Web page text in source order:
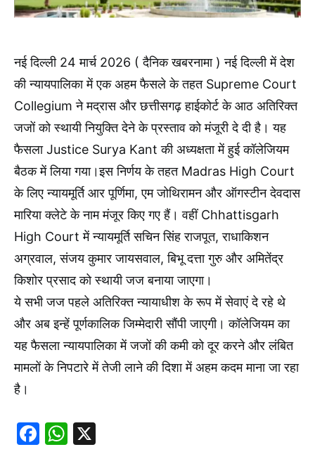
नई दिल्ली 24 मार्च 2026 ( दैनिक खबरनामा ) नई दिल्ली में देश
की न्यायपालिका में एक अहम फैसले के तहत Supreme Court
Collegium ने मद्रास और छत्तीसगढ़ हाईकोर्ट के आठ अतिरिक्त
जजों को स्थायी नियुक्ति देने के प्रस्ताव को मंजूरी दे दी है। यह
फैसला Justice Surya Kant की अध्यक्षता में हुई कॉलेजियम
बैठक में लिया गया।इस निर्णय के तहत Madras High Court
के लिए न्यायमूर्ति आर पूर्णिमा, एम जोथिरामन और ऑगस्टीन देवदास
मारिया क्लेटे के नाम मंजूर किए गए हैं। वहीं Chhattisgarh
High Court में न्यायमूर्ति सचिन सिंह राजपूत, राधाकिशन
अग्रवाल, संजय कुमार जायसवाल, बिभू दत्ता गुरु और अमितेंद्र
किशोर प्रसाद को स्थायी जज बनाया जाएगा।
ये सभी जज पहले अतिरिक्त न्यायाधीश के रूप में सेवाएं दे रहे थे
और अब इन्हें पूर्णकालिक जिम्मेदारी सौंपी जाएगी। कॉलेजियम का
यह फैसला न्यायपालिका में जजों की कमी को दूर करने और लंबित
मामलों के निपटारे में तेजी लाने की दिशा में अहम कदम माना जा रहा
है।
Facebook
WhatsApp